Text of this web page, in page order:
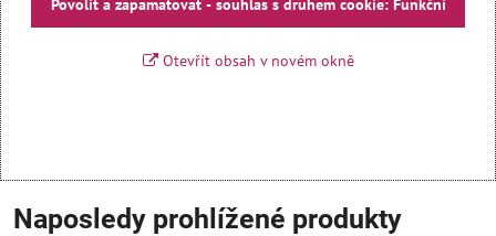
Povolit a zapamatovat - souhlas s druhem cookie: Funkční
Otevřít obsah v novém okně
Naposledy prohlížené produkty